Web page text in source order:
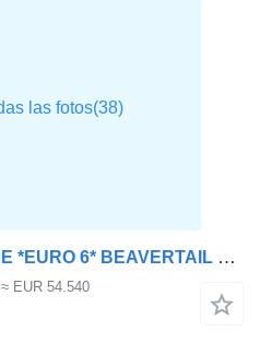
DAF FAR CF340 26 TONNE *EURO 6* BEAVERTAIL 2021 – PN71 GJZ
≈ EUR 54.540